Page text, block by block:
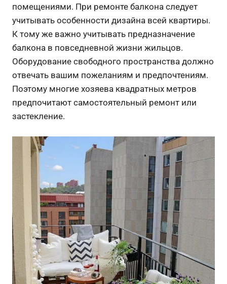
помещениями. При ремонте балкона следует
учитывать особенности дизайна всей квартиры.
К тому же важно учитывать предназначение
балкона в повседневной жизни жильцов.
Оборудование свободного пространства должно
отвечать вашим пожеланиям и предпочтениям.
Поэтому многие хозяева квадратных метров
предпочитают самостоятельный ремонт или
застекление.